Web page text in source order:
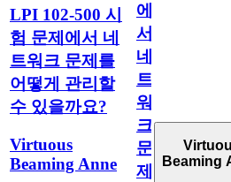
LPI 102-500 시
험 문제에서 네
트워크 문제를
어떻게 관리할
수 있을까요?
Virtuous
Beaming Anne
에
서
네
트
워
크
문
제
Beaming